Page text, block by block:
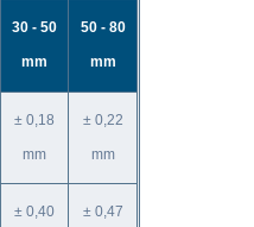
30 - 50
mm
50 - 80
mm
± 0,18
mm
± 0,22
mm
± 0,40 ± 0,47